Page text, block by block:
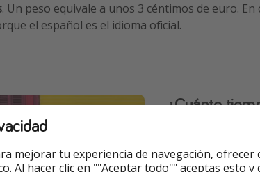
. Un peso equivale a unos 3 céntimos de euro.
el español es el idioma oficial.
¿Cuánto
de interés como
reservar algo de
mejorar tu experiencia de navegación,
Al hacer clic en ""Aceptar todo"" aceptas esto